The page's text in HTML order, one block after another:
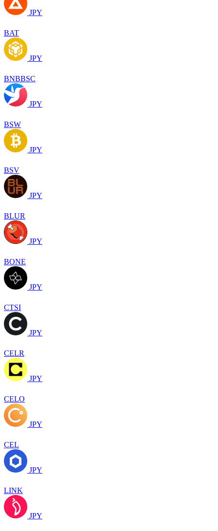
JPY
BAT
JPY
BNBBSC
JPY
BSW
JPY
BSV
JPY
BLUR
JPY
BONE
JPY
CTSI
JPY
CELR
JPY
CELO
JPY
CEL
JPY
LINK
JPY